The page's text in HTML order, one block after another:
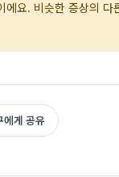
에요. 비슷한 증상의
에게 공유